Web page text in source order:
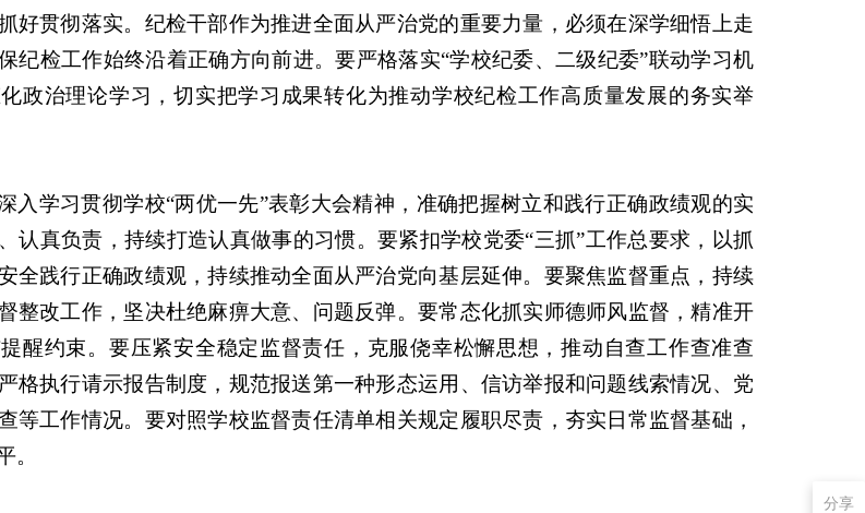
好贯彻落实。纪检干部作为推进全面从严治党的重要力量，必须在深学细悟上走
纪检工作始终沿着正确方向前进。要严格落实“学校纪委、二级纪委”联动学习机
政治理论学习，切实把学习成果转化为推动学校纪检工作高质量发展的务实举
入学习贯彻学校“两优一先”表彰大会精神，准确把握树立和践行正确政绩观的实
认真负责，持续打造认真做事的习惯。要紧扣学校党委“三抓”工作总要求，以抓
全践行正确政绩观，持续推动全面从严治党向基层延伸。要聚焦监督重点，持续
整改工作，坚决杜绝麻痹大意、问题反弹。要常态化抓实师德师风监督，精准开
醒约束。要压紧安全稳定监督责任，克服侥幸松懈思想，推动自查工作查准查
格执行请示报告制度，规范报送第一种形态运用、信访举报和问题线索情况、党
等工作情况。要对照学校监督责任清单相关规定履职尽责，夯实日常监督基础，
。
分享